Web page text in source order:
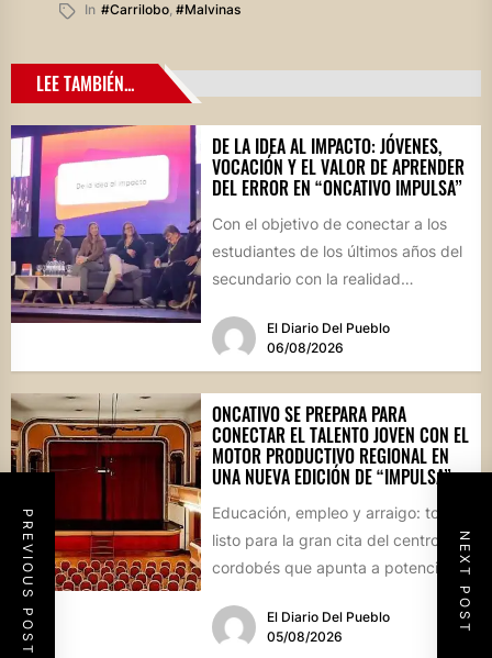
In #carrilobo, #malvinas
PREVIOUS POST NEXT POST
LEE TAMBIÉN...
DE LA IDEA AL IMPACTO: JÓVENES,
VOCACIÓN Y EL VALOR DE APRENDER
DEL ERROR EN “ONCATIVO IMPULSA”
Con el objetivo de conectar a los
estudiantes de los últimos años del
secundario con la realidad
El Diario Del Pueblo
06/08/2026
ONCATIVO SE PREPARA PARA
CONECTAR EL TALENTO JOVEN CON EL
MOTOR PRODUCTIVO REGIONAL EN
UNA NUEVA EDICIÓN DE “IMPULSA”
Educación, empleo y arraigo: todo
listo para la gran cita del centro
cordobés que apunta a potenciar el
El Diario Del Pueblo
05/08/2026